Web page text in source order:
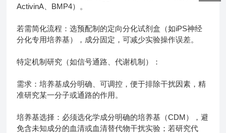
ActivinA、BMP4）。
若需简化流程：选预配制的定向分化试剂盒（如iPS神经
分化专用培养基），成分固定，可减少实验操作误差。
特定机制研究（如信号通路、代谢机制）：
需求：培养基成分明确、可调控，便于排除干扰因素，精
准研究某一分子或通路的作用。
培养基选择：必须选化学成分明确的培养基（CDM），避
免含未知成分的血清或血清替代物干扰实验；若研究代